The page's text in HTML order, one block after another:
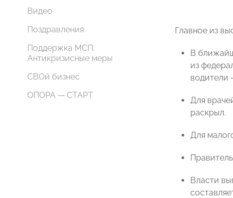
Видео
Поздравления
Поддержка МСП.
Антикризисные меры
СВОй бизнес
ОПОРА — СТАРТ
Главное из
В
из
водители
Для
раскрыл.
Для
Власти